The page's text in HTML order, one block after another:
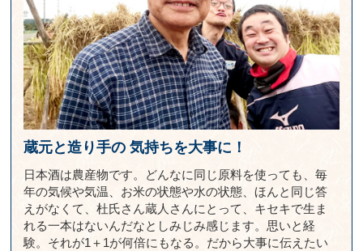
蔵元と造り手の 気持ちを大事に！
日本酒は農産物です。どんなに同じ原料を使っても、毎
年の気候や気温、お米の状態や水の状態、ほんと同じ答
えがなくて、杜氏さん蔵人さんにとって、キセキで生ま
れる一本はないんだなとしみじみ感じます。思いと経
験。それが1＋1が何倍にもなる。だから大事に伝えたい